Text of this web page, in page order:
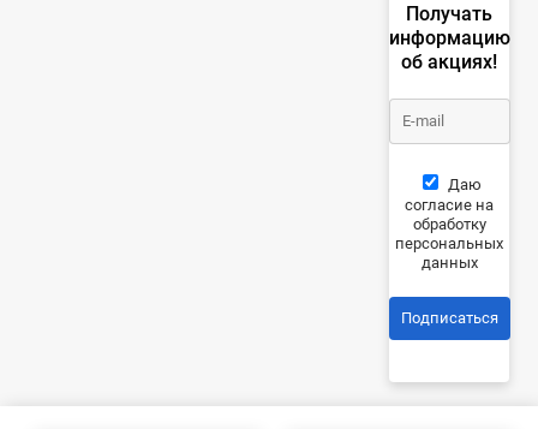
Получать
информацию
об акциях!
Даю
согласие на
обработку
персональных
данных
Подписаться